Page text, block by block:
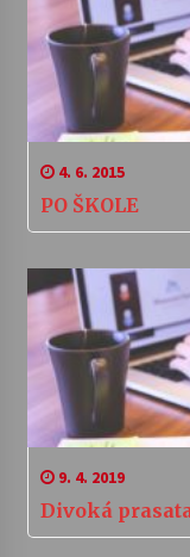
4. 6. 2015
PO ŠKOLE
9. 4. 2019
Divoká